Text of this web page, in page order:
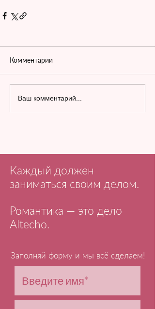
Комментарии
Ваш комментарий...
Каждый должен
заниматься своим делом.
Романтика — это дело
Altecho.
Заполняй форму и мы всё сделаем!